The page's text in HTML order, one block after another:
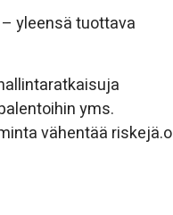
yleensä tuottava
yms.
vähentää riskejä.o